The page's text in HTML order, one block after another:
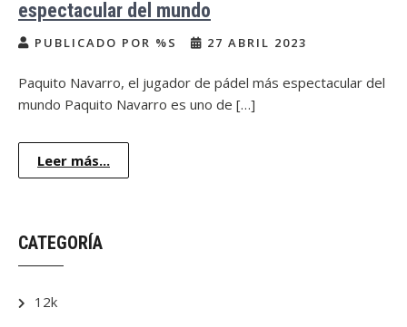
espectacular del mundo
PUBLICADO POR %S 27 ABRIL 2023
Paquito Navarro, el jugador de pádel más espectacular del
mundo Paquito Navarro es uno de […]
Leer más...
CATEGORÍA
12k